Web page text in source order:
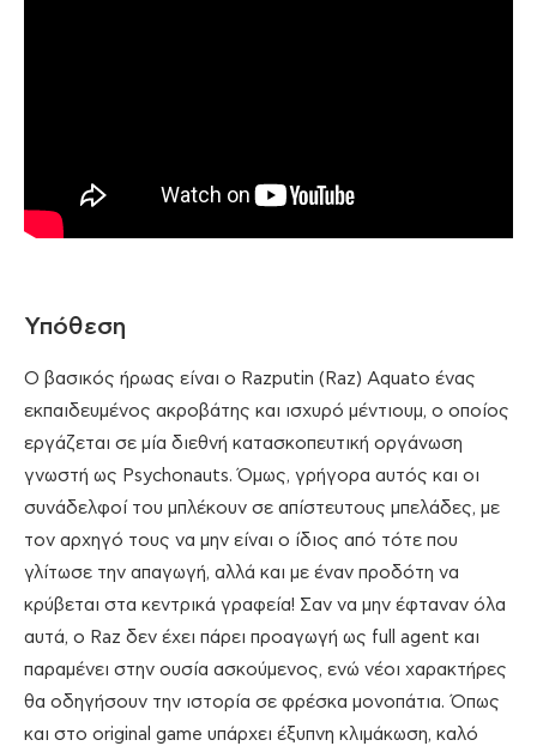
Υπόθεση
Ο βασικός ήρωας είναι ο Razputin (Raz) Aquato ένας
εκπαιδευμένος ακροβάτης και ισχυρό μέντιουμ, ο οποίος
εργάζεται σε μία διεθνή κατασκοπευτική οργάνωση
γνωστή ως Psychonauts. Όμως, γρήγορα αυτός και οι
συνάδελφοί του μπλέκουν σε απίστευτους μπελάδες, με
τον αρχηγό τους να μην είναι ο ίδιος από τότε που
γλίτωσε την απαγωγή, αλλά και με έναν προδότη να
κρύβεται στα κεντρικά γραφεία! Σαν να μην έφταναν όλα
αυτά, ο Raz δεν έχει πάρει προαγωγή ως full agent και
παραμένει στην ουσία ασκούμενος, ενώ νέοι χαρακτήρες
θα οδηγήσουν την ιστορία σε φρέσκα μονοπάτια. Όπως
και στο original game υπάρχει έξυπνη κλιμάκωση, καλό